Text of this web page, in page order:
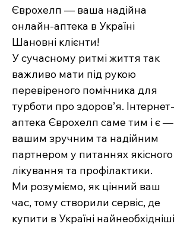
Єврохелп — ваша надійна
онлайн-аптека в Україні
Шановні клієнти!
У сучасному ритмі життя так
важливо мати під рукою
перевіреного помічника для
турботи про здоров’я. Інтернет-
аптека Єврохелп саме тим і є —
вашим зручним та надійним
партнером у питаннях якісного
лікування та профілактики.
Ми розуміємо, як цінний ваш
час, тому створили сервіс, де
купити в Україні найнеобхідніші